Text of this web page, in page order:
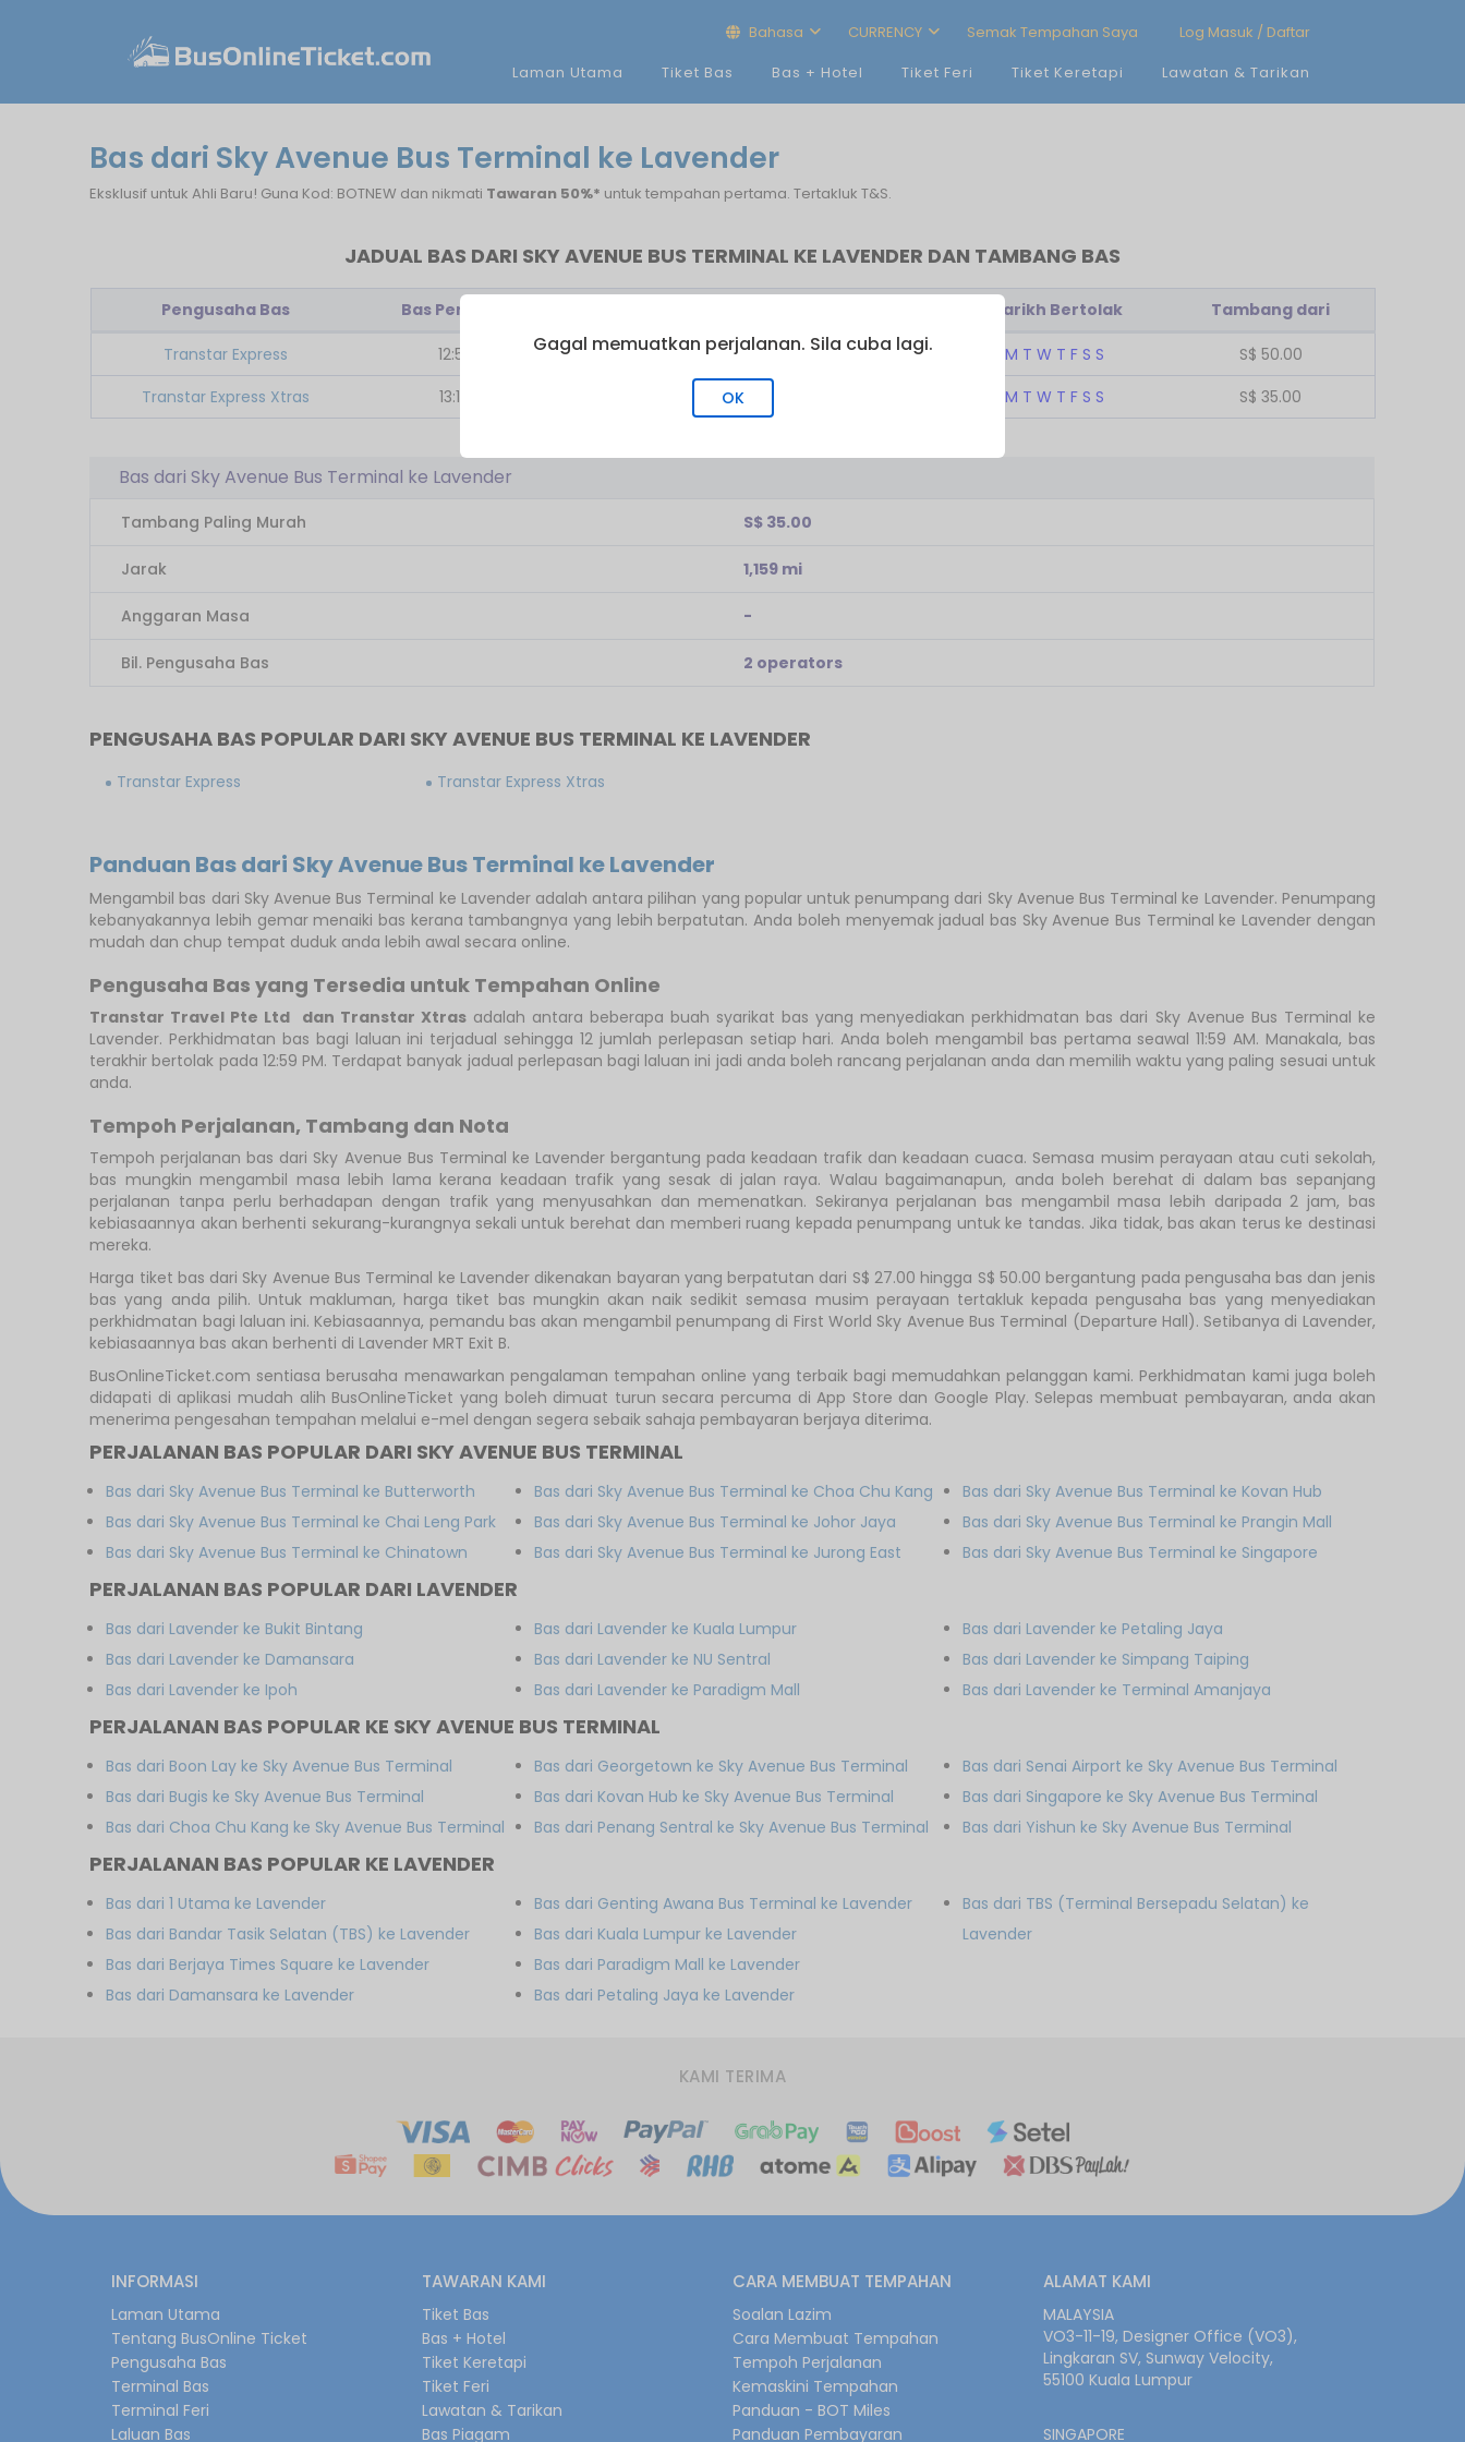
Bahasa CURRENCY Semak Tempahan Saya
Log Masuk / Daftar
Laman Utama
Tiket Bas Bas + Hotel Tiket Feri Tiket Keretapi Lawatan & Tarikan
Bas dari Sky Avenue Bus Terminal ke Lavender
Eksklusif untuk Ahli Baru! Guna Kod: BOTNEW dan nikmati Tawaran 50%* untuk tempahan pertama. Tertakluk T&S.
JADUAL BAS DARI SKY AVENUE BUS TERMINAL KE LAVENDER DAN TAMBANG BAS
Pengusaha Bas Bas Pertama Tarikh Bertolak Tambang dari
Transtar Express 12:59 12:59 3 M T W T F S S S$ 50.00
Transtar Express Xtras
13:14 M T W T F S S S$ 35.00
Bas dari Sky Avenue Bus Terminal ke Lavender
Tambang Paling Murah S$ 35.00
Jarak 1,159 mi
Anggaran Masa -
Bil. Pengusaha Bas 2 operators
PENGUSAHA BAS POPULAR DARI SKY AVENUE BUS TERMINAL KE LAVENDER
Transtar Express Transtar Express Xtras
Panduan Bas dari Sky Avenue Bus Terminal ke Lavender
Mengambil bas dari Sky Avenue Bus Terminal ke Lavender adalah antara pilihan yang popular untuk penumpang dari Sky Avenue Bus Terminal ke Lavender. Penumpang
kebanyakannya lebih gemar menaiki bas kerana tambangnya yang lebih berpatutan. Anda boleh menyemak jadual bas Sky Avenue Bus Terminal ke Lavender dengan
mudah dan chup tempat duduk anda lebih awal secara online.
Pengusaha Bas yang Tersedia untuk Tempahan Online
Transtar Travel Pte Ltd dan Transtar Xtrasadalah antara beberapa buah syarikat bas yang menyediakan perkhidmatan bas dari Sky Avenue Bus Terminal ke
Lavender. Perkhidmatan bas bagi laluan ini terjadual sehingga 12 jumlah perlepasan setiap hari. Anda boleh mengambil bas pertama seawal 11:59 AM. Manakala, bas
terakhir bertolak pada 12:59 PM. Terdapat banyak jadual perlepasan bagi laluan ini jadi anda boleh rancang perjalanan anda dan memilih waktu yang paling sesuai untuk
anda.
Tempoh Perjalanan, Tambang dan Nota
Tempoh perjalanan bas dari Sky Avenue Bus Terminal ke Lavender bergantung pada keadaan trafik dan keadaan cuaca. Semasa musim perayaan atau cuti sekolah,
bas mungkin mengambil masa lebih lama kerana keadaan trafik yang sesak di jalan raya. Walau bagaimanapun, anda boleh berehat di dalam bas sepanjang
perjalanan tanpa perlu berhadapan dengan trafik yang menyusahkan dan memenatkan. Sekiranya perjalanan bas mengambil masa lebih daripada 2 jam, bas
kebiasaannya akan berhenti sekurang-kurangnya sekali untuk berehat dan memberi ruang kepada penumpang untuk ke tandas. Jika tidak, bas akan terus ke destinasi
mereka.
Harga tiket bas dari Sky Avenue Bus Terminal ke Lavender dikenakan bayaran yang berpatutan dari S$ 27.00 hingga S$ 50.00 bergantung pada pengusaha bas dan jenis
bas yang anda pilih. Untuk makluman, harga tiket bas mungkin akan naik sedikit semasa musim perayaan tertakluk kepada pengusaha bas yang menyediakan
perkhidmatan bagi laluan ini. Kebiasaannya, pemandu bas akan mengambil penumpang di First World Sky Avenue Bus Terminal (Departure Hall). Setibanya di Lavender,
kebiasaannya bas akan berhenti di Lavender MRT Exit B.
BusOnlineTicket.com sentiasa berusaha menawarkan pengalaman tempahan online yang terbaik bagi memudahkan pelanggan kami. Perkhidmatan kami juga boleh
didapati di aplikasi mudah alih BusOnlineTicket yang boleh dimuat turun secara percuma di App Store dan Google Play. Selepas membuat pembayaran, anda akan
menerima pengesahan tempahan melalui e-mel dengan segera sebaik sahaja pembayaran berjaya diterima.
PERJALANAN BAS POPULAR DARI SKY AVENUE BUS TERMINAL
Bas dari Sky Avenue Bus Terminal ke Butterworth
Bas dari Sky Avenue Bus Terminal ke Chai Leng Park
Bas dari Sky Avenue Bus Terminal ke Chinatown
Bas dari Sky Avenue Bus Terminal ke Choa Chu Kang
Bas dari Sky Avenue Bus Terminal ke Johor Jaya
Bas dari Sky Avenue Bus Terminal ke Jurong East
Bas dari Sky Avenue Bus Terminal ke Kovan Hub
Bas dari Sky Avenue Bus Terminal ke Prangin Mall
Bas dari Sky Avenue Bus Terminal ke Singapore
PERJALANAN BAS POPULAR DARI LAVENDER
Bas dari Lavender ke Bukit Bintang
Bas dari Lavender ke Damansara
Bas dari Lavender ke Ipoh
Bas dari Lavender ke Kuala Lumpur
Bas dari Lavender ke NU Sentral
Bas dari Lavender ke Paradigm Mall
Bas dari Lavender ke Petaling Jaya
Bas dari Lavender ke Simpang Taiping
Bas dari Lavender ke Terminal Amanjaya
PERJALANAN BAS POPULAR KE SKY AVENUE BUS TERMINAL
Bas dari Boon Lay ke Sky Avenue Bus Terminal
Bas dari Bugis ke Sky Avenue Bus Terminal
Bas dari Choa Chu Kang ke Sky Avenue Bus Terminal
Bas dari Georgetown ke Sky Avenue Bus Terminal
Bas dari Kovan Hub ke Sky Avenue Bus Terminal
Bas dari Penang Sentral ke Sky Avenue Bus Terminal
Bas dari Senai Airport ke Sky Avenue Bus Terminal
Bas dari Singapore ke Sky Avenue Bus Terminal
Bas dari Yishun ke Sky Avenue Bus Terminal
PERJALANAN BAS POPULAR KE LAVENDER
Bas dari 1 Utama ke Lavender
Bas dari Bandar Tasik Selatan (TBS) ke Lavender
Bas dari Berjaya Times Square ke Lavender
Bas dari Damansara ke Lavender
Bas dari Genting Awana Bus Terminal ke Lavender
Bas dari Kuala Lumpur ke Lavender
Bas dari Paradigm Mall ke Lavender
Bas dari Petaling Jaya ke Lavender
Bas dari TBS (Terminal Bersepadu Selatan) ke
Lavender
KAMI TERIMA
INFORMASI
Laman Utama
Tentang BusOnline Ticket
Pengusaha Bas
Terminal Bas
Terminal Feri
Laluan Bas
TAWARAN KAMI
Tiket Bas
Bas + Hotel
Tiket Keretapi
Tiket Feri
Lawatan & Tarikan
Bas Piagam
CARA MEMBUAT TEMPAHAN
Soalan Lazim
Cara Membuat Tempahan
Tempoh Perjalanan
Kemaskini Tempahan
Panduan - BOT Miles
Panduan Pembayaran
ALAMAT KAMI
MALAYSIA
VO3-11-19, Designer Office (VO3),
Lingkaran SV, Sunway Velocity,
55100 Kuala Lumpur
SINGAPORE
Gagal memuatkan perjalanan. Sila cuba lagi.
OK